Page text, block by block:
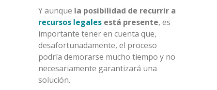
Y aunque la posibilidad de recurrir a
recursos legales está presente, es
importante tener en cuenta que,
desafortunadamente, el proceso
podría demorarse mucho tiempo y no
necesariamente garantizará una
solución.